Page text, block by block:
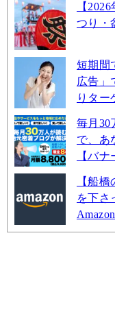
【
つり・
短期間
広告」
りター
毎月30
で、あ
【バ
【船
を下さ